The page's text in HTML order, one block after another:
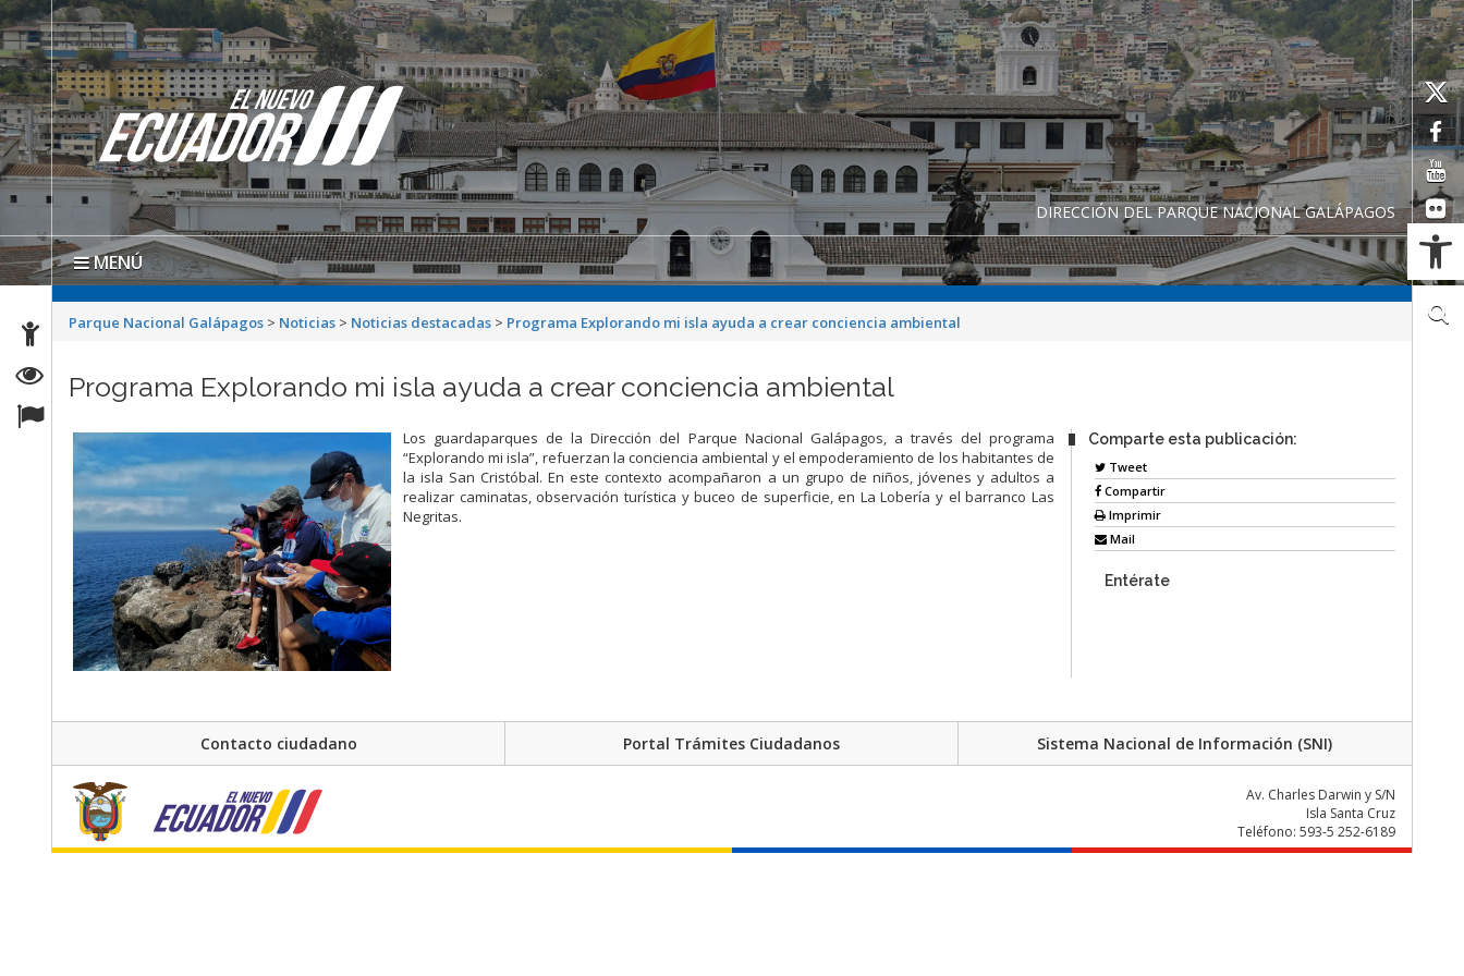
DIRECCIÓN DEL PARQUE NACIONAL GALÁPAGOS
MENÚ
Parque Nacional Galápagos > Noticias > Noticias destacadas > Programa Explorando mi isla ayuda a crear conciencia ambiental
Programa Explorando mi isla ayuda a crear conciencia ambiental
Los guardaparques de la Dirección del Parque Nacional Galápagos, a través del programa
“Explorando mi isla”, refuerzan la conciencia ambiental y el empoderamiento de los habitantes de
la isla San Cristóbal. En este contexto acompañaron a un grupo de niños, jóvenes y adultos a
realizar caminatas, observación turística y buceo de superficie, en La Lobería y el barranco Las
Negritas.
Comparte esta publicación:
Tweet
Compartir
Imprimir
Mail
Entérate
Contacto ciudadano Portal Trámites Ciudadanos Sistema Nacional de Información (SNI)
Av. Charles Darwin y S/N
Isla Santa Cruz
Teléfono: 593-5 252-6189